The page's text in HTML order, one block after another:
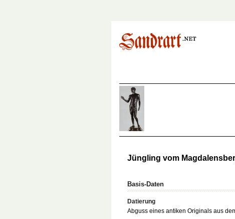
Jüngling vom
Basis-Daten
Datierung
Abguss eines antiken Originals aus